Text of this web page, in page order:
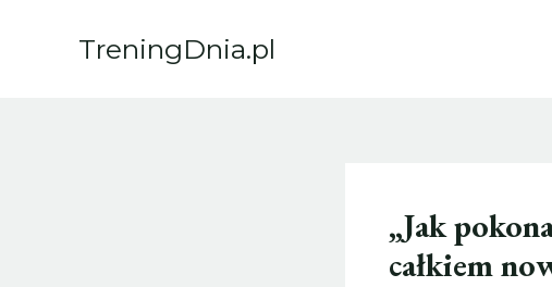
TreningDnia.pl
„Jak
całkiem